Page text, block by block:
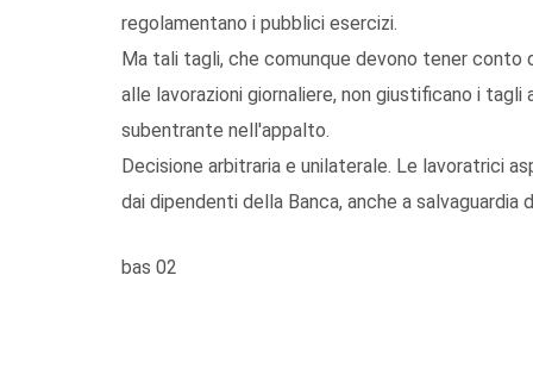
regolamentano i pubblici esercizi.
Ma tali tagli, che comunque devono tener conto
alle lavorazioni giornaliere, non giustificano i
subentrante nell'appalto.
Decisione arbitraria e unilaterale. Le lavoratrici
dai dipendenti della Banca, anche a
bas 02